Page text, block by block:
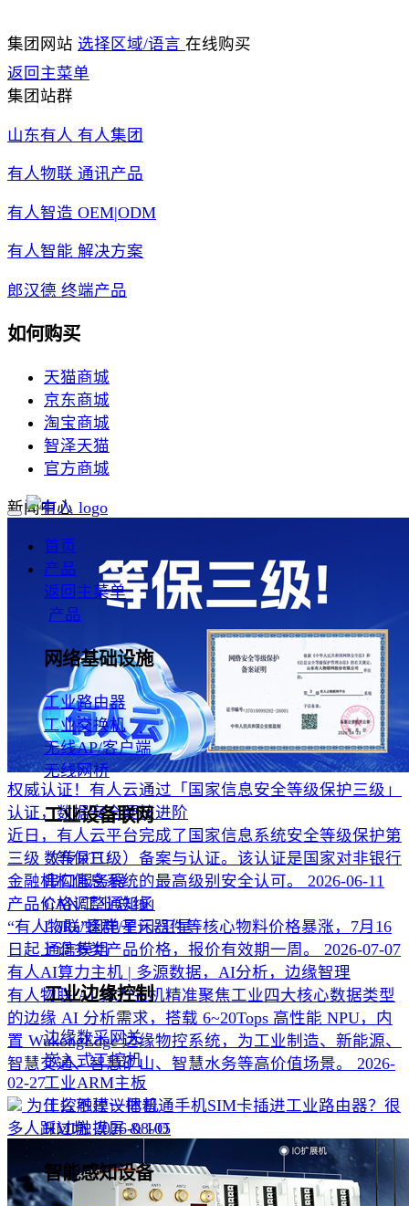
集团网站 选择区域/语言 在线购买
返回主菜单
集团站群
山东有人 有人集团
有人物联 通讯产品
有人智造 OEM|ODM
有人智能 解决方案
郎汉德 终端产品
如何购买
天猫商城
京东商城
淘宝商城
智泽天猫
官方商城
首页
产品
返回主菜单
产品
网络基础设施
工业路由器
工业交换机
无线AP/客户端
无线网桥
工业设备联网
数传DTU
串口服务器
CAN/工业总线
LoRa/蜂群/星闪/卫星
通信模组
工业边缘控制
边缘数采网关
嵌入式工控机
工业ARM主板
工控触摸一体机
HMI触摸屏 & I/O
智能感知设备
新闻中心
权威认证！有人云通过「国家信息安全等级保护三级」
认证，数据安全硬核进阶
近日，有人云平台完成了国家信息系统安全等级保护第
三级（等保三级）备案与认证。该认证是国家对非银行
金融机构信息系统的最高级别安全认可。 2026-06-11
产品价格调整通知函
“有人物联”因电子元器件等核心物料价格暴涨，7月16
日起上调多类产品价格，报价有效期一周。 2026-07-07
有人AI算力主机 | 多源数据，AI分析，边缘智理
有人物联 AI 算力主机精准聚焦工业四大核心数据类型
的边缘 AI 分析需求，搭载 6~20Tops 高性能 NPU，内
置 WukongEdge 边缘物控系统，为工业制造、新能源、
智慧交通、智慧矿山、智慧水务等高价值场景。 2026-
02-27
为什么不建议把普通手机SIM卡插进工业路由器？很
多人踩过坑 2026-08-05